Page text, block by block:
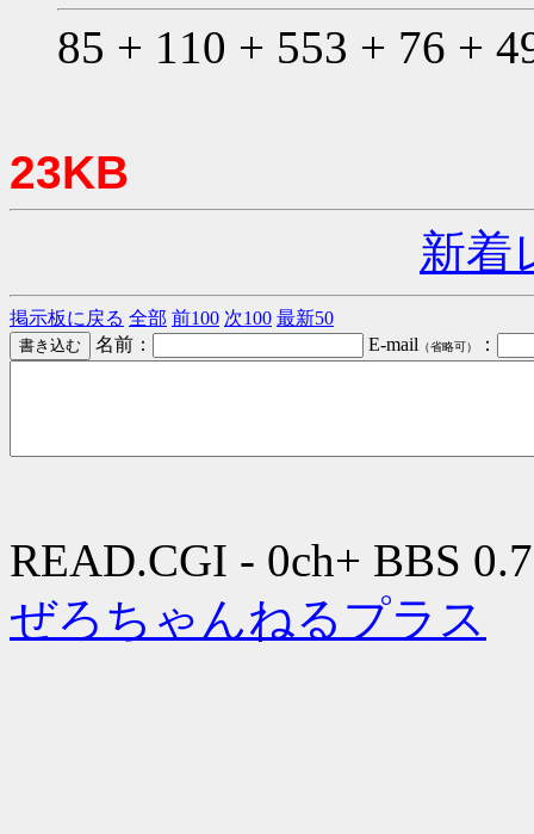
85 + 110 + 553 + 76 +
23KB
新着
掲示板に戻る 全部 前100 次100 最新50
名前：
E-mail （省略可） ：
READ.CGI - 0ch+ BBS
ぜろちゃんねるプラス